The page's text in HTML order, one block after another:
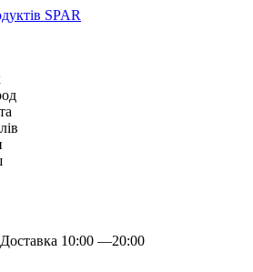
Доставка 10:00 —20:00